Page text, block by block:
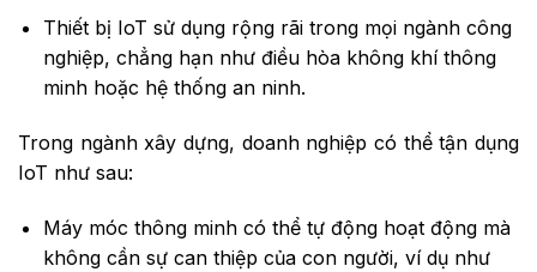
Thiết bị IoT sử dụng rộng rãi trong mọi ngành công
nghiệp, chẳng hạn như điều hòa không khí thông
minh hoặc hệ thống an ninh.
Trong ngành xây dựng, doanh nghiệp có thể tận dụng
IoT như sau:
Máy móc thông minh có thể tự động hoạt động mà
không cần sự can thiệp của con người, ví dụ như